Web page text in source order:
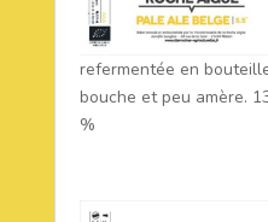
refermentée en
bouche et peu amère.
%